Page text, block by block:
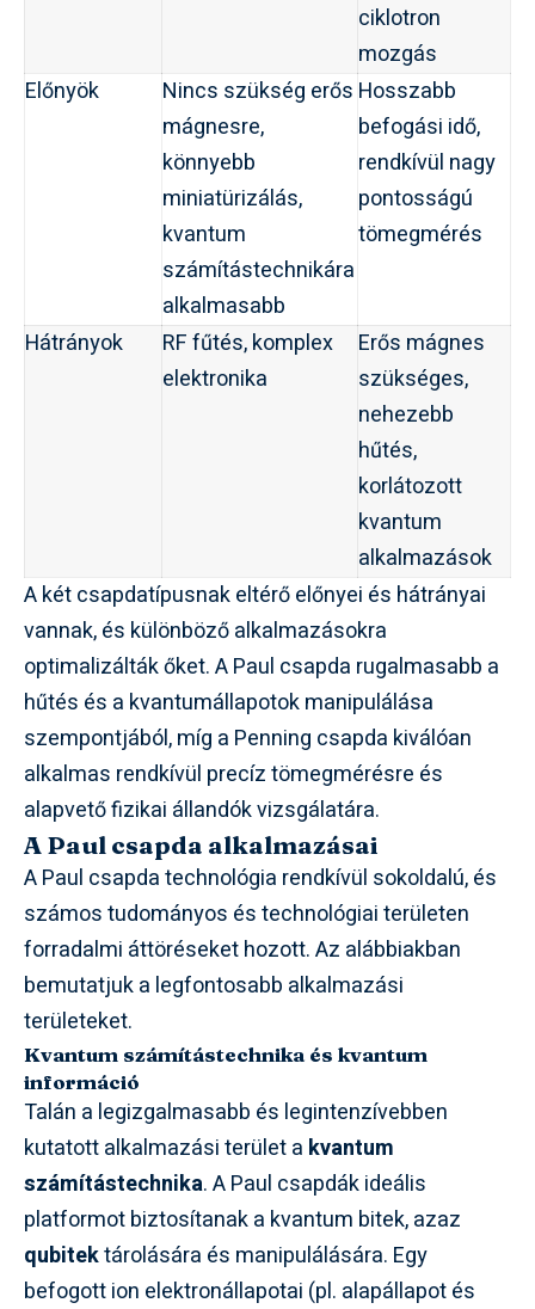
ciklotron
mozgás
Előnyök
Nincs szükség erős
mágnesre,
könnyebb
miniatürizálás,
kvantum
számítástechnikára
alkalmasabb
Hosszabb
befogási idő,
rendkívül nagy
pontosságú
tömegmérés
Hátrányok
RF fűtés, komplex
elektronika
Erős mágnes
szükséges,
nehezebb
hűtés,
korlátozott
kvantum
alkalmazások
A két csapdatípusnak eltérő előnyei és hátrányai
vannak, és különböző alkalmazásokra
optimalizálták őket. A Paul csapda rugalmasabb a
hűtés és a kvantumállapotok manipulálása
szempontjából, míg a Penning csapda kiválóan
alkalmas rendkívül precíz tömegmérésre és
alapvető fizikai állandók vizsgálatára.
A Paul csapda alkalmazásai
A Paul csapda technológia rendkívül sokoldalú, és
számos tudományos és technológiai területen
forradalmi áttöréseket hozott. Az alábbiakban
bemutatjuk a legfontosabb alkalmazási
területeket.
Kvantum számítástechnika és kvantum
információ
Talán a legizgalmasabb és legintenzívebben
kutatott alkalmazási terület a kvantum
számítástechnika. A Paul csapdák ideális
platformot biztosítanak a kvantum bitek, azaz
qubitektárolására és manipulálására. Egy
befogott ion elektronállapotai (pl. alapállapot és